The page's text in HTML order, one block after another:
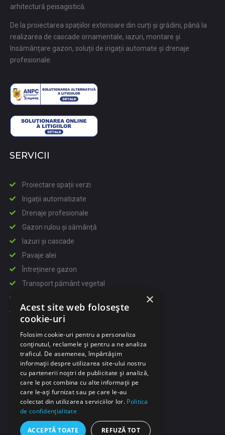
arhitectură peisagistică.
De la proiectarea spațiilor exterioare din curți și grădini, până la
realizarea de cascade ornamentale, iazuri, montare și
însămânțare gazon, soluții de irigații automate și drenaje
profesionale.
SERVICII
Proiectare spații verzi
Irigații automatizate
Drenaje profesionale
Gazon rulou și sămânță
Iazuri și cascade
Pavaje alei
Întreținere gazon
Transport pământ vegetal
Politica de confidentialitate
CONTACT
+40 767 839 996
Prelungirea Rupea 3, București
×
Acest site web folosește
cookie-uri
Folosim cookie-uri pentru a personaliza
conținutul, reclamele și pentru a ne analiza
traficul. De asemenea, împărtășim
informații despre utilizarea site-ului nostru
cu partenerii noștri de publicitate și analiză,
care le pot combina cu alte informații pe
care le-ați furnizat sau pe care le-au
colectat din utilizarea serviciilor lor. Politica
de confidențialitate
ACCEPTĂ TOATE REFUZĂ TOT